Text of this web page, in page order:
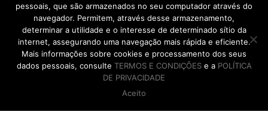
DE VOLTA AO TOPO
pessoais, que são armazenados no seu computador através do
navegador. Permitem, através desse armazenamento,
determinar a utilidade e o interesse de determinado sítio da
internet, assegurando uma navegação mais rápida e eficiente.
Mais informações sobre cookies e processamento dos seus
dados pessoais, consulte TERMOS E CONDIÇÕESe a POLÍTICA
DE PRIVACIDADE
Aceito